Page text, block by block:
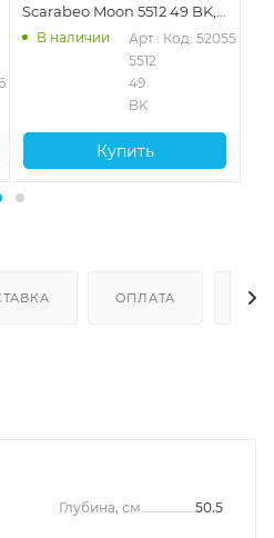
Scarabeo Moon 5512 49 BK,
Bioker, 720x420x180 с 1
отверстием для смесителя,
без перелива, Ardesia
В наличии
Арт.:
5512
49
BK
Код: 52055
Купить
ОПЛАТА
Глубина, см 50.5